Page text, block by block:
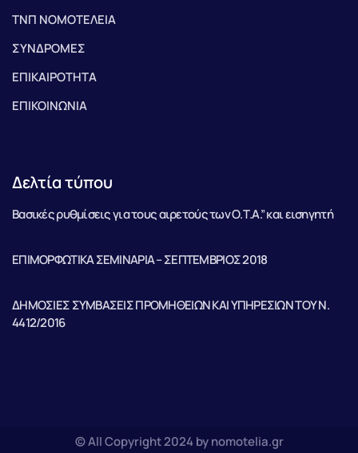
ΤΝΠ ΝΟΜΟΤΕΛΕΙΑ
ΣΥΝΔΡΟΜΕΣ
ΕΠΙΚΑΙΡΟΤΗΤΑ
ΕΠΙΚΟΙΝΩΝΙΑ
Δελτία τύπου
Βασικές ρυθμίσεις για τους αιρετούς των Ο.Τ.Α.” και εισηγητή
ΕΠΙΜΟΡΦΩΤΙΚΑ ΣΕΜΙΝΑΡΙΑ – ΣΕΠΤΕΜΒΡΙΟΣ 2018
ΔΗΜΟΣΙΕΣ ΣΥΜΒΑΣΕΙΣ ΠΡΟΜΗΘΕΙΩΝ ΚΑΙ ΥΠΗΡΕΣΙΩΝ ΤΟΥ Ν.
4412/2016
© All Copyright 2024 by nomotelia.gr